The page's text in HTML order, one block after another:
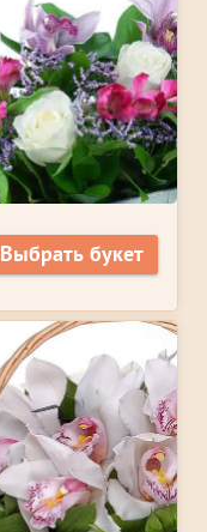
Выбрать букет